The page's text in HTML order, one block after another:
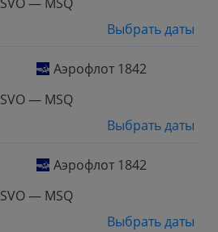
Выбрать даты
Аэрофлот 1842
SVO — MSQ
Выбрать даты
Аэрофлот 1842
SVO — MSQ
Выбрать даты